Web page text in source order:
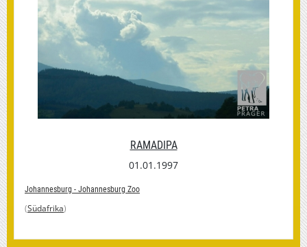
RAMADIPA
01.01.1997
Johannesburg - Johannesburg Zoo
(Südafrika)